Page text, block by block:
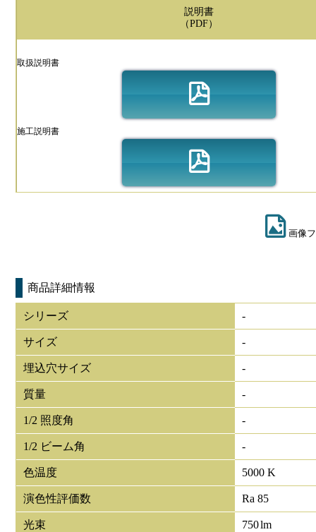
説明書
（PDF）
取扱説明書
施工説明書
画像
商品詳細情報
シリーズ -
サイズ -
埋込穴サイズ -
質量 -
1/2 照度角 -
1/2 ビーム角 -
色温度 5000 K
演色性評価数 Ra 85
光束 750lm